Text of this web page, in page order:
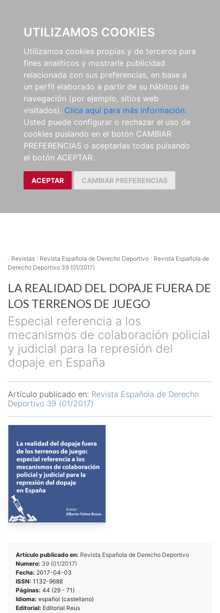
UTILIZAMOS COOKIES
Utilizamos cookies propias y de terceros para
fines analíticos y mostrarle publicidad
relacionada con sus preferencias, en base a
un perfil elaborado a partir de su hábitos de
navegación (por ejemplo, sitios web
visitados). Clica aquí para más información.
Usted puede configurar o rechazar el uso de
cookies puslando en el botón CAMBIAR
PREFERENCIAS o aceptarlas todas pulsando
el botón ACEPTAR.
ACEPTAR CAMBIAR PREFERENCIAS
/ Revistas / Revista Española de Derecho Deportivo / Revista Española de
Derecho Deportivo 39 (01/2017)
LA REALIDAD DEL DOPAJE FUERA DE
LOS TERRENOS DE JUEGO
Especial referencia a los
mecanismos de colaboración policial
y judicial para la represión del
dopaje en España
Artículo publicado en: Revista Española de Derecho
Deportivo 39 (01/2017)
Artículo publicado en: Revista Española de Derecho Deportivo
Numero: 39 (01/2017)
Fecha: 2017-04-03
ISSN: 1132-9688
Páginas: 44 (29 - 71)
Idioma: español (castellano)
Editorial: Editorial Reus